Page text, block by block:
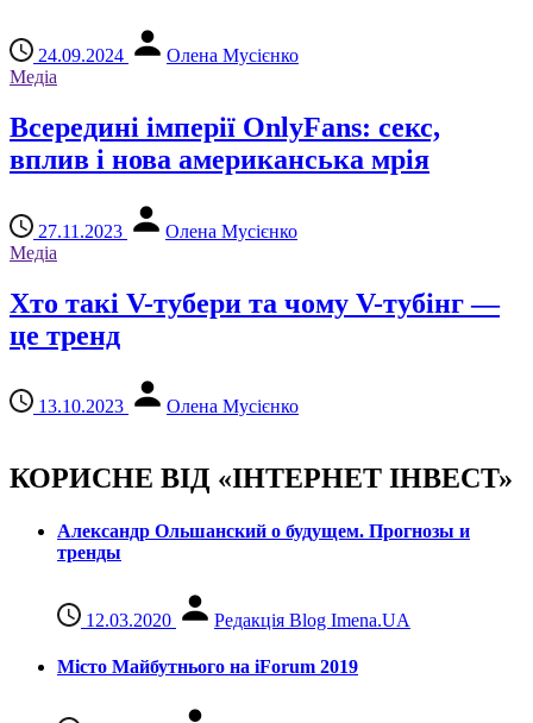
24.09.2024
Олена Мусієнко
Медіа
Всередині імперії OnlyFans: секс,
вплив і нова американська мрія
27.11.2023
Олена Мусієнко
Медіа
Хто такі V-тубери та чому V-тубінг —
це тренд
13.10.2023 Олена Мусієнко
КОРИСНЕ ВІД «ІНТЕРНЕТ ІНВЕСТ»
Александр Ольшанский о будущем. Прогнозы и
тренды
12.03.2020 Редакція Blog Imena.UA
Місто Майбутнього на iForum 2019